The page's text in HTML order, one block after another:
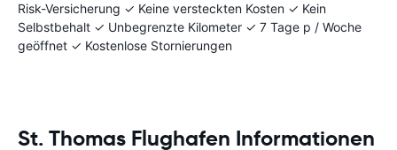
Risk-Versicherung ✓ Keine versteckten Kosten ✓ Kein
Selbstbehalt ✓ Unbegrenzte Kilometer ✓ 7 Tage p / Woche
geöffnet ✓ Kostenlose Stornierungen
St. Thomas Flughafen Informationen